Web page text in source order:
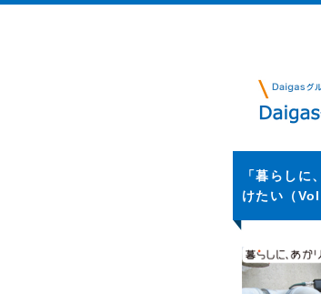
「暮らしに
けたい（